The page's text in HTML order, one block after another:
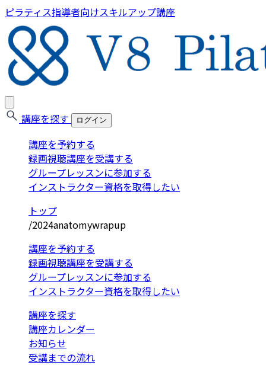
ピラティス指導者向けスキルアップ講座
講座を探す ログイン
講座を予約する
録画視聴講座を受講する
グループレッスンに参加する
インストラクター資格を取得したい
トップ
/2024anatomywrapup
講座を予約する
録画視聴講座を受講する
グループレッスンに参加する
インストラクター資格を取得したい
講座を探す
講座カレンダー
お知らせ
受講までの流れ